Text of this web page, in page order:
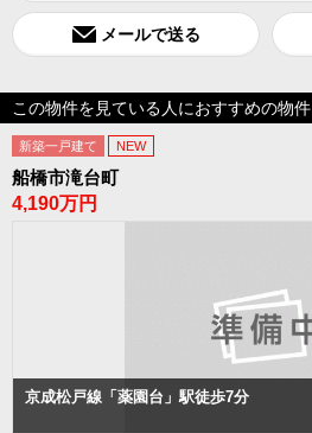
メールで送る
この物件を見ている人におすすめの物件
新築一戸建て NEW
船橋市滝台町
4,190万円
京成松戸線「薬園台」駅徒歩7分